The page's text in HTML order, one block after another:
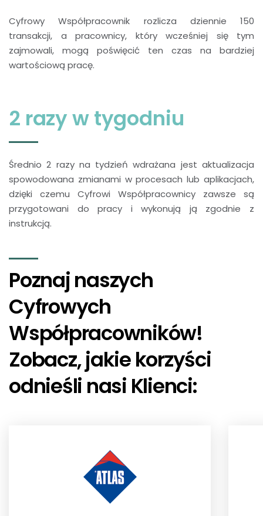
Cyfrowy Współpracownik rozlicza dziennie 150
transakcji, a pracownicy, który wcześniej się tym
zajmowali, mogą poświęcić ten czas na bardziej
wartościową pracę.
2 razy w tygodniu
Średnio 2 razy na tydzień wdrażana jest aktualizacja
spowodowana zmianami w procesach lub aplikacjach,
dzięki czemu Cyfrowi Współpracownicy zawsze są
przygotowani do pracy i wykonują ją zgodnie z
instrukcją.
Poznaj naszych
Cyfrowych
Współpracowników!
Zobacz, jakie korzyści
odnieśli nasi Klienci: